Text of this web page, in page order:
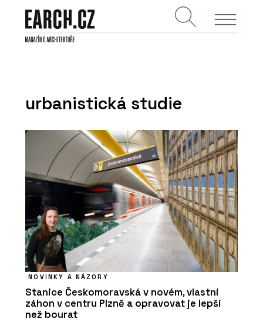
urbanistická studie
NOVINKY A NÁZORY
Stanice Českomoravská v novém, vlastní
záhon v centru Plzně a opravovat je lepší
než bourat